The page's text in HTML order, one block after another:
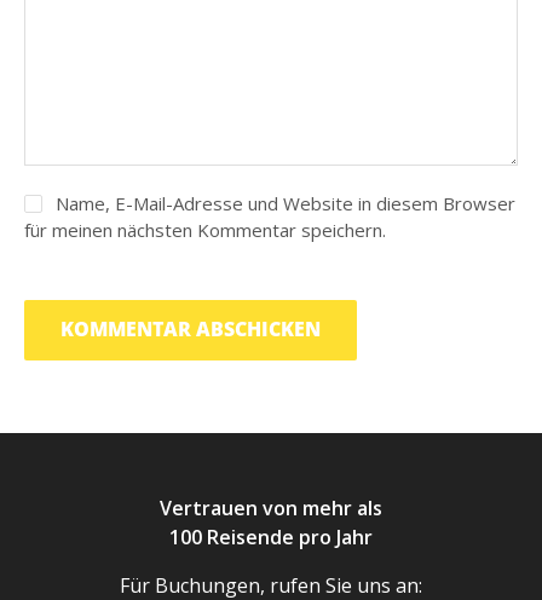
Name, E-Mail-Adresse und Website in diesem Browser
für meinen nächsten Kommentar speichern.
Vertrauen von mehr als
100 Reisende pro Jahr
Für Buchungen, rufen Sie uns an: